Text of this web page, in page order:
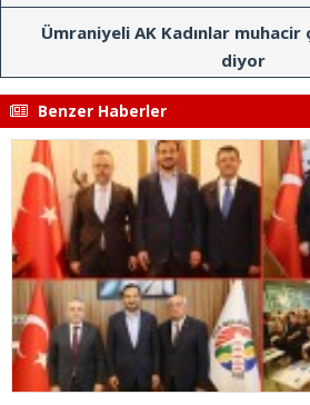
Ümraniyeli AK Kadınlar
diyor
Benzer Haberler